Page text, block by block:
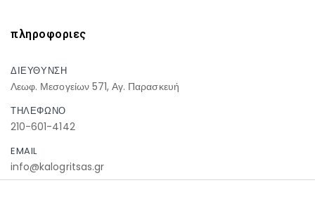
πληροφοριες
ΔΙΕΥΘΥΝΣΗ
Λεωφ. Μεσογείων 571, Αγ. Παρασκευή
ΤΗΛΕΦΩΝΟ
210-601-4142
EMAIL
info@kalogritsas.gr